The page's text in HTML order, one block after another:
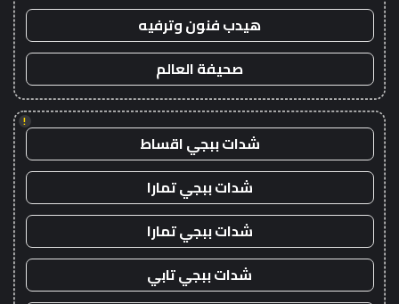
هيدب فنون وترفيه
صحيفة العالم
!
شدات ببجي اقساط
شدات ببجي تمارا
شدات ببجي تمارا
شدات ببجي تابي